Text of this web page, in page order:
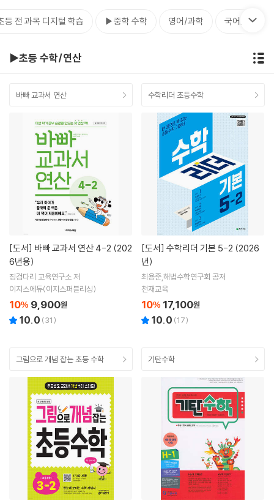
전 과목 디지털 학습 ▶중학 수학 영어/과학 국어/기타
▶초등 수학/연산
바빠 교과서 연산
[도서]
6년용)
징검다리 교육연구소 저
이지스에듀(이지스퍼블리싱)
10% 9,900원
10.0 (31)
수학리더 초등수학
[도서]
년)
최용준,해법수학연구회 공저
천재교육
10% 17,100원
10.0 (17)
그림으로 개념 잡는 초등 수학 기탄수학